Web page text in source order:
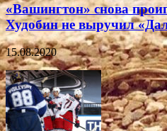
«Вашингтон» снова
Худобин не выручил
15.08.2020